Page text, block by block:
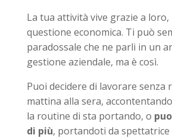
La tua attività vive grazie a
questione economica. Ti può
paradossale che ne parli in un
gestione aziendale, ma è così.
Puoi decidere di lavorare senza
mattina alla sera,
la routine di sta portando, o
di più, portandoti da spettatrice